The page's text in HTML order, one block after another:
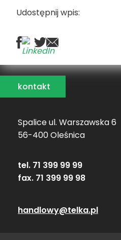
Udostępnij wpis:
kontakt
Spalice ul. Warszawska 6
56-400 Oleśnica
tel. 71 399 99 99
fax. 71 399 99 98
handlowy@telka.pl